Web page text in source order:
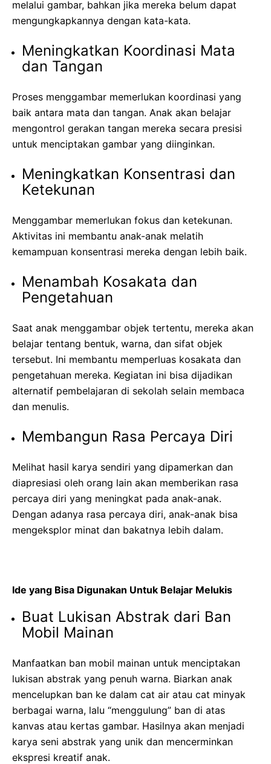
melalui gambar, bahkan jika mereka belum dapat
mengungkapkannya dengan kata-kata.
Meningkatkan Koordinasi Mata
dan Tangan
Proses menggambar memerlukan koordinasi yang
baik antara mata dan tangan. Anak akan belajar
mengontrol gerakan tangan mereka secara presisi
untuk menciptakan gambar yang diinginkan.
Meningkatkan Konsentrasi dan
Ketekunan
Menggambar memerlukan fokus dan ketekunan.
Aktivitas ini membantu anak-anak melatih
kemampuan konsentrasi mereka dengan lebih baik.
Menambah Kosakata dan
Pengetahuan
Saat anak menggambar objek tertentu, mereka akan
belajar tentang bentuk, warna, dan sifat objek
tersebut. Ini membantu memperluas kosakata dan
pengetahuan mereka. Kegiatan ini bisa dijadikan
alternatif pembelajaran di sekolah selain membaca
dan menulis.
Membangun Rasa Percaya Diri
Melihat hasil karya sendiri yang dipamerkan dan
diapresiasi oleh orang lain akan memberikan rasa
percaya diri yang meningkat pada anak-anak.
Dengan adanya rasa percaya diri, anak-anak bisa
mengeksplor minat dan bakatnya lebih dalam.
Ide yang Bisa Digunakan Untuk Belajar Melukis
Buat Lukisan Abstrak dari Ban
Mobil Mainan
Manfaatkan ban mobil mainan untuk menciptakan
lukisan abstrak yang penuh warna. Biarkan anak
mencelupkan ban ke dalam cat air atau cat minyak
berbagai warna, lalu “menggulung” ban di atas
kanvas atau kertas gambar. Hasilnya akan menjadi
karya seni abstrak yang unik dan mencerminkan
ekspresi kreatif anak.